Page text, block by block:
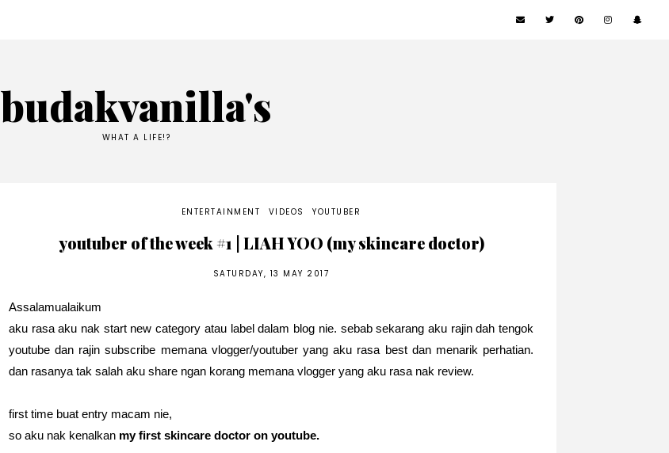
budakvanilla's
WHAT A LIFE!?
ENTERTAINMENT VIDEOS YOUTUBER
youtuber of the week #1 | LIAH YOO (my skincare doctor)
SATURDAY, 13 MAY 2017
Assalamualaikum
aku rasa aku nak start new category atau label dalam blog nie. sebab sekarang aku rajin dah tengok
youtube dan rajin subscribe memana vlogger/youtuber yang aku rasa best dan menarik perhatian.
dan rasanya tak salah aku share ngan korang memana vlogger yang aku rasa nak review.
first time buat entry macam nie,
so aku nak kenalkan my first skincare doctor on youtube.